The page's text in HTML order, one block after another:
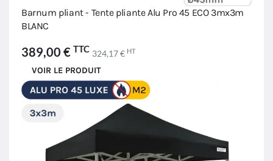
Barnum pliant - Tente pliante Alu Pro 45 ECO 3mx3m
BLANC
389,00 € TTC 324,17 € HT
VOIR LE PRODUIT